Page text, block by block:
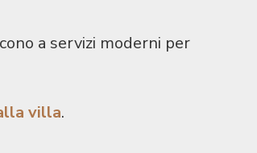
a servizi moderni per
villa.